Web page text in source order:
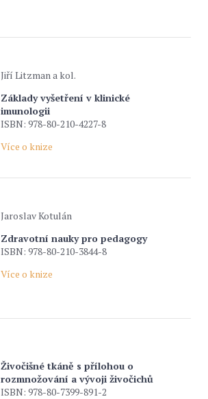
Jiří Litzman a kol.
Základy vyšetření v klinické
imunologii
ISBN: 978-80-210-4227-8
Více o knize
Jaroslav Kotulán
Zdravotní nauky pro pedagogy
ISBN: 978-80-210-3844-8
Více o knize
Živočišné tkáně s přílohou o
rozmnožování a vývoji živočichů
ISBN: 978-80-7399-891-2